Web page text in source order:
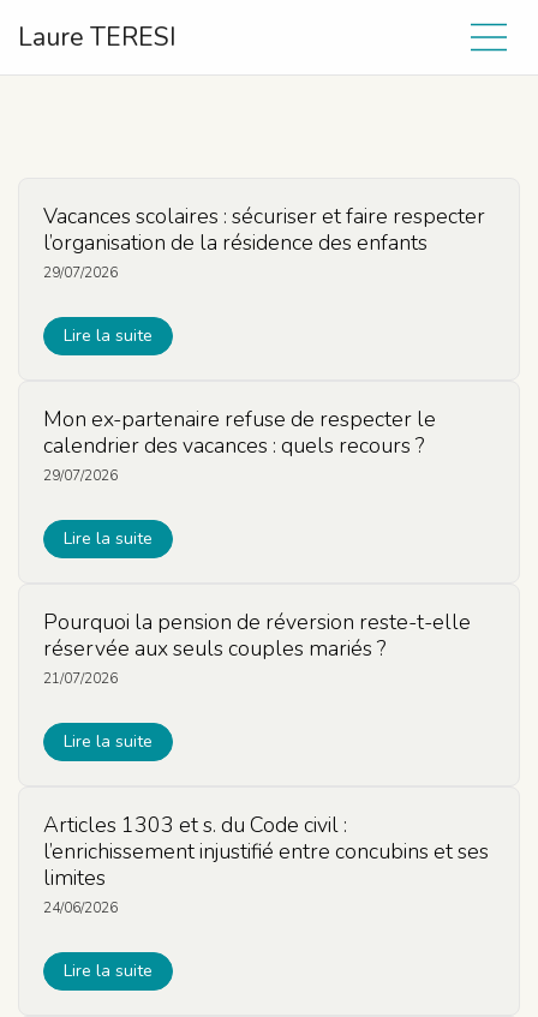
Laure TERESI
Vacances scolaires : sécuriser et faire respecter
l’organisation de la résidence des enfants
29/07/2026
Lire la suite
Mon ex-partenaire refuse de respecter le
calendrier des vacances : quels recours ?
29/07/2026
Lire la suite
Pourquoi la pension de réversion reste-t-elle
réservée aux seuls couples mariés ?
21/07/2026
Lire la suite
Articles 1303 et s. du Code civil :
l’enrichissement injustifié entre concubins et ses
limites
24/06/2026
Lire la suite